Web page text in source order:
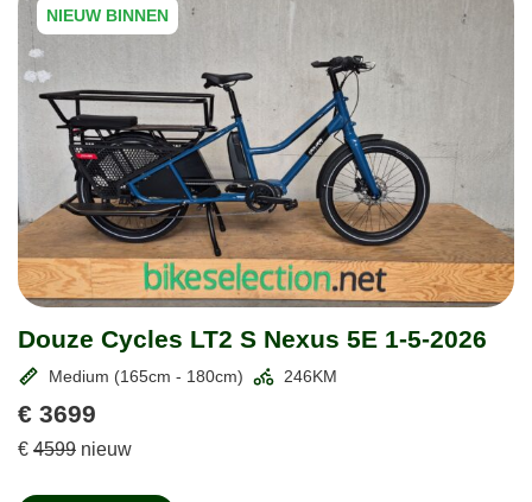
NIEUW BINNEN
Douze Cycles LT2 S Nexus 5E 1-5-2026
Medium (165cm - 180cm) 246KM
€ 3699
€ 4599 nieuw